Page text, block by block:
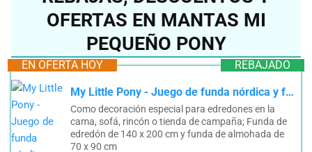
OFERTAS EN MANTAS MI
PEQUEÑO PONY
REBAJADO
EN OFERTA HOY
My Little Pony - Juego de funda nórdica y funda de edredón (140 x 200 cm y 70 x 90 cm, 100%...
Como decoración especial para edredones en la
cama, sofá, rincón o tienda de campaña; Funda de
edredón de 140 x 200 cm y funda de almohada de
70 x 90 cm